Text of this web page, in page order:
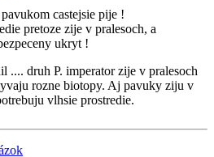
castejsie pije !
pretoze zije v pralesoch, a
ukryt !
.... druh P. imperator zije v pralesoch
rozne biotopy. Aj pavuky ziju v
vlhsie prostredie.